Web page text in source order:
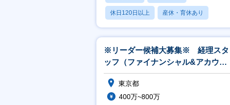
休日120日以上 産休・育休あり
賞与あり
※リーダー候補大募集※ 経理スタ
ッフ（ファイナンシャル&アカウン
ティンググループ）
東京都
400万~800万